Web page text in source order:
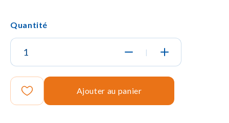
Quantité
|
Ajouter au panier